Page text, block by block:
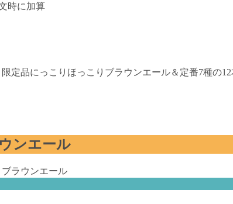
時に加算
定品にっこりほっこりブラウンエール＆定番7種の
ンエール